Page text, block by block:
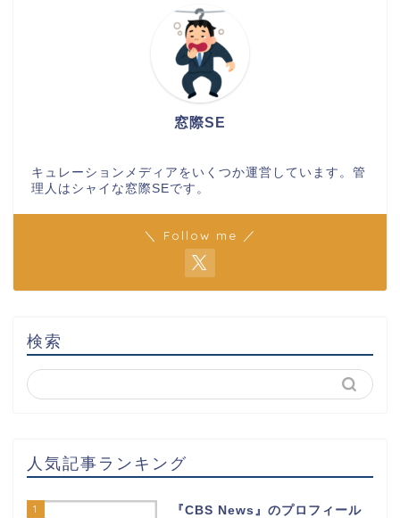
窓際SE
キュレーションメディアをいくつか運営しています。管
理人はシャイな窓際SEです。
＼ Follow me ／
検索
人気記事ランキング
1
『CBS News』のプロフィール